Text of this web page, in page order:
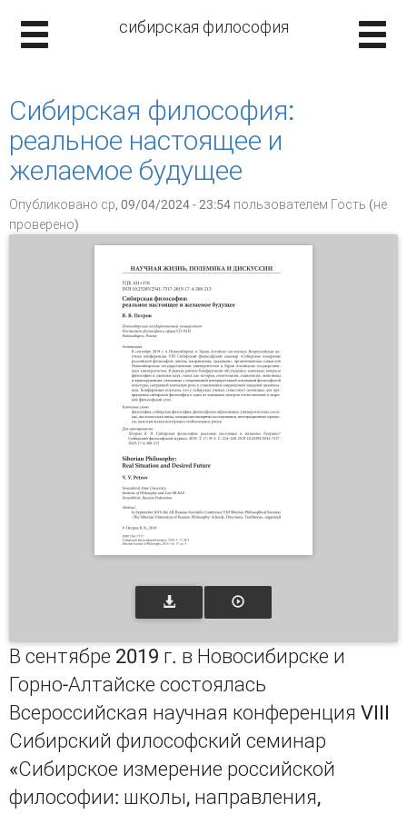
сибирская философия
Сибирская философия:
реальное настоящее и
желаемое будущее
Опубликовано ср, 09/04/2024 - 23:54 пользователем Гость (не
проверено)
В сентябре 2019 г. в Новосибирске и
Горно-Алтайске состоялась
Всероссийская научная конференция VIII
Сибирский философский семинар
«Сибирское измерение российской
философии: школы, направления,